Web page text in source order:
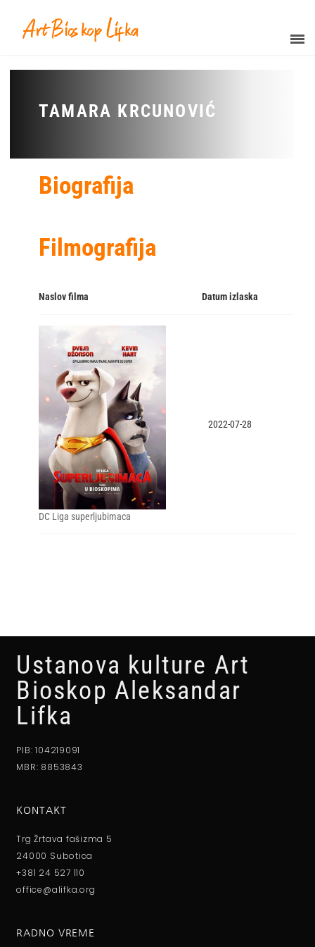
TAMARA KRCUNOVIĆ
Biografija
Filmografija
Naslov filma Datum izlaska
DC Liga superljubimaca
2022-07-28
Ustanova kulture Art
Bioskop Aleksandar
Lifka
PIB: 104219091
MBR: 8853843
KONTAKT
Trg Žrtava fašizma 5
24000 Subotica
+381 24 527 110
office@alifka.org
RADNO VREME